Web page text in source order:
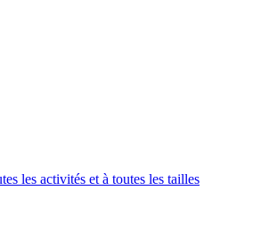
les activités et à toutes les tailles